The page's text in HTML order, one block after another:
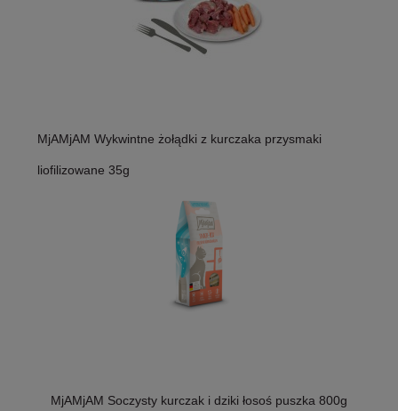
MjAMjAM Wykwintne żołądki z kurczaka przysmaki
liofilizowane 35g
MjAMjAM Soczysty kurczak i dziki łosoś puszka 800g